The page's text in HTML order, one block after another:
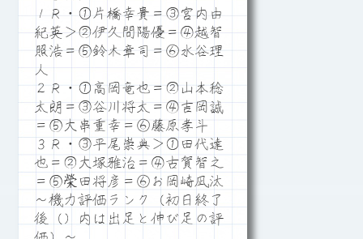
１Ｒ・①片橋幸貴＝③宮内由
紀英＞②伊久間陽優＝④越智
照浩＝⑤鈴木章司＝⑥水谷理
人
２Ｒ・①高岡竜也＝②山本稔
太朗＝③谷川将太＝④吉岡誠
＝⑤大串重幸＝⑥藤原孝斗
３Ｒ・③平尾崇典＞①田代達
也＝②大塚雅治＝④古賀智之
＝⑤榮田将彦＝⑥お岡崎凪汰
～機力評価ランク（初日終了
後（）内は出足と伸び足の評